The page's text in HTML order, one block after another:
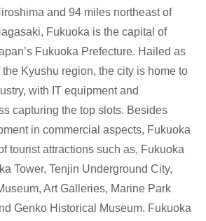
and 94 miles northeast of
Fukuoka is the capital of
Fukuoka Prefecture. Hailed as
Kyushu region, the city is home to
with IT equipment and
capturing the top slots. Besides
in commercial aspects, Fukuoka
tourist attractions such as, Fukuoka
Tower, Tenjin Underground City,
Art Galleries, Marine Park
Genko Historical Museum. Fukuoka